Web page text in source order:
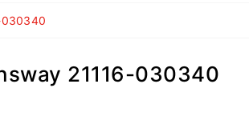
030340
21116-030340